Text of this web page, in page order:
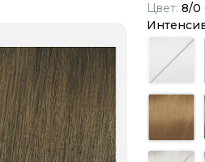
Цвет: 8/0